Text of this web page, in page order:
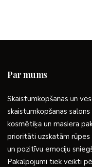
Par mums
Skaistumkopšanas un
skaistumkopšanas
kosmētiķa un masiera
prioritāti uzskatām
un pozitīvu emociju
Pakalpojumi tiek veikti